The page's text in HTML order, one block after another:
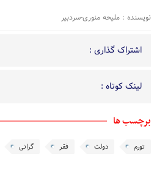
نویسنده : ملیحه منوری-سردبیر
اشتراک گذاری :
لینک کوتاه :
برچسب ها
تورم دولت فقر گرانی